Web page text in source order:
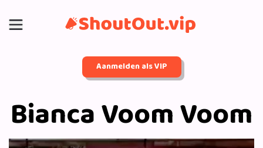
Aanmelden als VIP
Bianca Voom Voom